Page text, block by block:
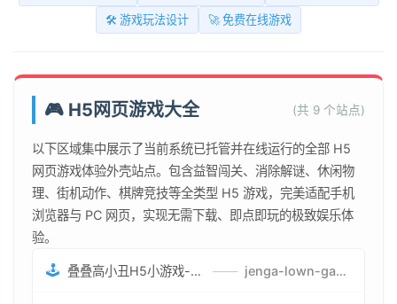
🛠️ 游戏玩法设计
🚀 免费在线游戏
🎮 H5网页游戏大全 (共 9 个站点)
以下区域集中展示了当前系统已托管并在线运行的全部 H5
网页游戏体验外壳站点。包含益智闯关、消除解谜、休闲物
理、街机动作、棋牌竞技等全类型 H5 游戏，完美适配手机
浏览器与 PC 网页，实现无需下载、即点即玩的极致娱乐体
验。
🕹️ 叠叠高小丑H5小游戏-刺激游戏叠叠高小丑竞技赛-网页在线叠叠高小丑闯关游戏 —— jenga-lown-game.smartwatchmanufacturer.cn